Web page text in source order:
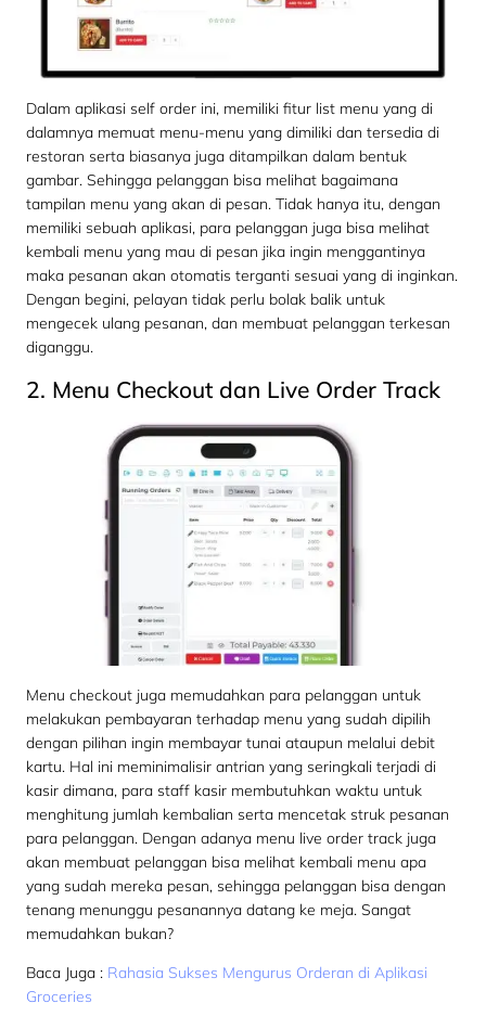
Dalam aplikasi self order ini, memiliki fitur list menu yang di
dalamnya memuat menu-menu yang dimiliki dan tersedia di
restoran serta biasanya juga ditampilkan dalam bentuk
gambar. Sehingga pelanggan bisa melihat bagaimana
tampilan menu yang akan di pesan. Tidak hanya itu, dengan
memiliki sebuah aplikasi, para pelanggan juga bisa melihat
kembali menu yang mau di pesan jika ingin menggantinya
maka pesanan akan otomatis terganti sesuai yang di inginkan.
Dengan begini, pelayan tidak perlu bolak balik untuk
mengecek ulang pesanan, dan membuat pelanggan terkesan
diganggu.
2. Menu Checkout dan Live Order Track
Menu checkout juga memudahkan para pelanggan untuk
melakukan pembayaran terhadap menu yang sudah dipilih
dengan pilihan ingin membayar tunai ataupun melalui debit
kartu. Hal ini meminimalisir antrian yang seringkali terjadi di
kasir dimana, para staff kasir membutuhkan waktu untuk
menghitung jumlah kembalian serta mencetak struk pesanan
para pelanggan. Dengan adanya menu live order track juga
akan membuat pelanggan bisa melihat kembali menu apa
yang sudah mereka pesan, sehingga pelanggan bisa dengan
tenang menunggu pesanannya datang ke meja. Sangat
memudahkan bukan?
Baca Juga : Rahasia Sukses Mengurus Orderan di Aplikasi
Groceries